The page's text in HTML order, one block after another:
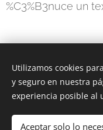
%C3%B3nuce un
Creado
Utilizamos cookies
y seguro en nuestra
experiencia posible al
Aceptar solo lo